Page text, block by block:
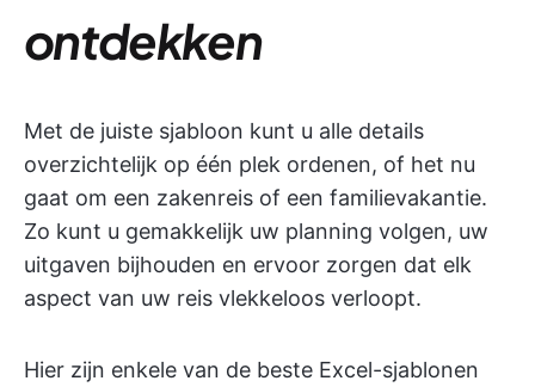
ontdekken
Met de juiste sjabloon kunt u alle details
overzichtelijk op één plek ordenen, of het nu
gaat om een zakenreis of een familievakantie.
Zo kunt u gemakkelijk uw planning volgen, uw
uitgaven bijhouden en ervoor zorgen dat elk
aspect van uw reis vlekkeloos verloopt.
Hier zijn enkele van de beste Excel-sjablonen